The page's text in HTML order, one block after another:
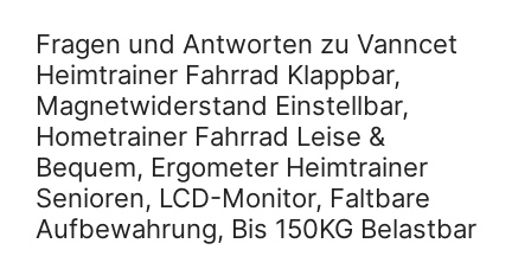
Fragen und Antworten zu Vanncet
Heimtrainer Fahrrad Klappbar,
Magnetwiderstand Einstellbar,
Hometrainer Fahrrad Leise &
Bequem, Ergometer Heimtrainer
Senioren, LCD-Monitor, Faltbare
Aufbewahrung, Bis 150KG Belastbar